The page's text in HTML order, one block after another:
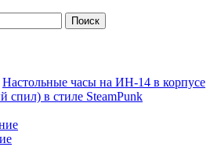
Настольные часы на ИН-14 в корпусе
спил) в стиле SteamPunk